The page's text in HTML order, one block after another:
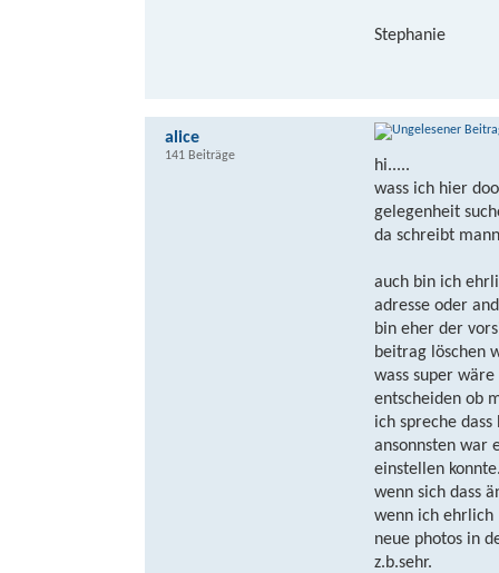
Stephanie
hi.....
wass ich hier
gelegenheit
da schreibt
auch bin ich
adresse oder
bin eher der
beitrag löschen
wass super
entscheiden ob
ich spreche
ansonnsten war
einstellen
wenn sich dass
wenn ich ehrlich
neue photos in
z.b.sehr.
alice
141 Beiträge